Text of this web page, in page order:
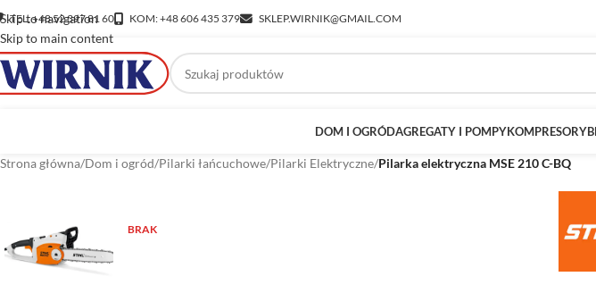
Skip to navigation
Skip to main content
TEL: +48 52 397 81 60 KOM: +48 606 435 379 SKLEP.WIRNIK@GMAIL.COM
DOM I OGRÓDAGREGATY I POMPYKOMPRESORY
Strona główna/Dom i ogród/Pilarki łańcuchowe/Pilarki Elektryczne/Pilarka elektryczna MSE 210 C-BQ
BRAK